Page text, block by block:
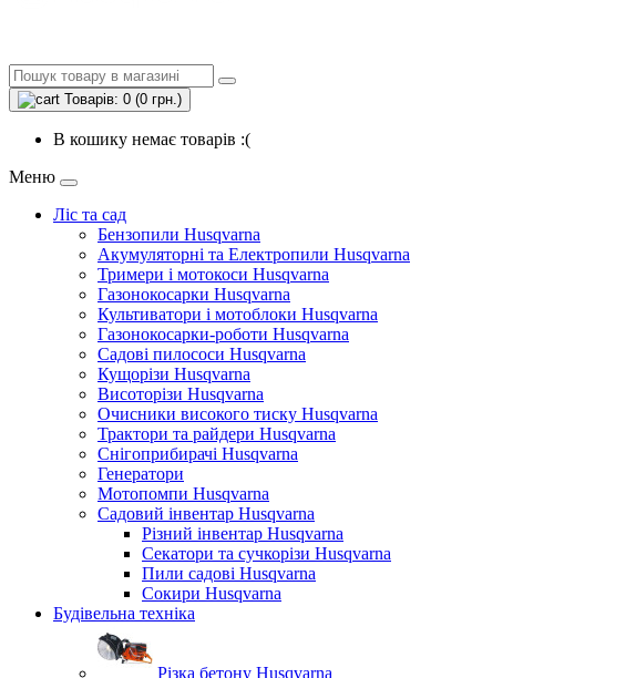
Товарів: 0 (0 грн.)
В кошику немає товарів :(
Меню
Ліс та сад
Бензопили Husqvarna
Акумуляторні та Електропили Husqvarna
Тримери і мотокоси Husqvarna
Газонокосарки Husqvarna
Культиватори і мотоблоки Husqvarna
Газонокосарки-роботи Husqvarna
Садові пилососи Husqvarna
Кущорізи Husqvarna
Висоторізи Husqvarna
Очисники високого тиску Husqvarna
Трактори та райдери Husqvarna
Снігоприбирачі Husqvarna
Генератори
Мотопомпи Husqvarna
Садовий інвентар Husqvarna
Різний інвентар Husqvarna
Секатори та сучкорізи Husqvarna
Пили садові Husqvarna
Сокири Husqvarna
Будівельна техніка
Різка бетону Husqvarna